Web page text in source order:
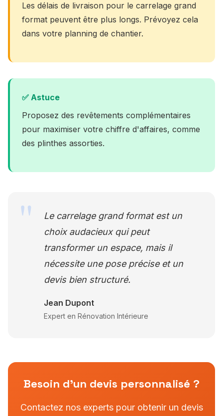
Les délais de livraison pour le carrelage grand
format peuvent être plus longs. Prévoyez cela
dans votre planning de chantier.
✅ Astuce
Proposez des revêtements complémentaires
pour maximiser votre chiffre d'affaires, comme
des plinthes assorties.
Le carrelage grand format est un
choix audacieux qui peut
transformer un espace, mais il
nécessite une pose précise et un
devis bien structuré.
Jean Dupont
Expert en Rénovation Intérieure
Besoin d'un devis personnalisé ?
Contactez nos experts pour obtenir un devis